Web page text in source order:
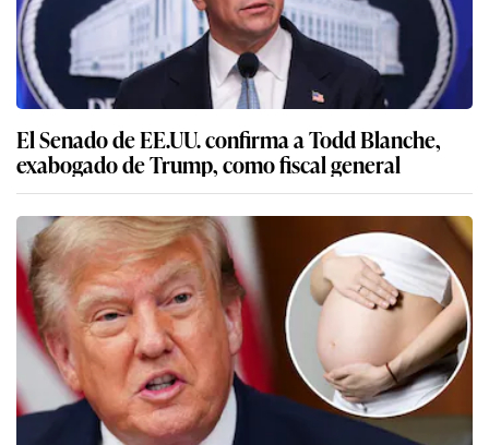
El Senado de EE.UU. confirma a Todd Blanche,
exabogado de Trump, como fiscal general